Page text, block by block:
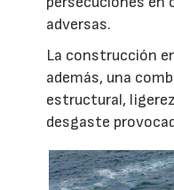
adversas.
La construcción
además, una
estructural,
desgaste